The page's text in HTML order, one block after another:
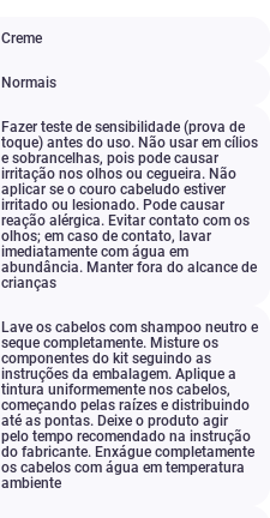
Creme
Normais
Fazer teste de sensibilidade (prova de
toque) antes do uso. Não usar em cílios
e sobrancelhas, pois pode causar
irritação nos olhos ou cegueira. Não
aplicar se o couro cabeludo estiver
irritado ou lesionado. Pode causar
reação alérgica. Evitar contato com os
olhos; em caso de contato, lavar
imediatamente com água em
abundância. Manter fora do alcance de
crianças
Lave os cabelos com shampoo neutro e
seque completamente. Misture os
componentes do kit seguindo as
instruções da embalagem. Aplique a
tintura uniformemente nos cabelos,
começando pelas raízes e distribuindo
até as pontas. Deixe o produto agir
pelo tempo recomendado na instrução
do fabricante. Enxágue completamente
os cabelos com água em temperatura
ambiente